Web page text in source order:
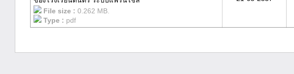
File size : 0.262 MB.
Type : pdf